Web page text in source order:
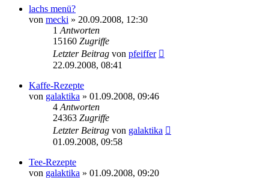
lachs menü?
von mecki » 20.09.2008, 12:30
1 Antworten
15160 Zugriffe
Letzter Beitrag von pfeiffer
22.09.2008, 08:41
Kaffe-Rezepte
von galaktika » 01.09.2008, 09:46
4 Antworten
24363 Zugriffe
Letzter Beitrag von galaktika
01.09.2008, 09:58
Tee-Rezepte
von galaktika » 01.09.2008, 09:20